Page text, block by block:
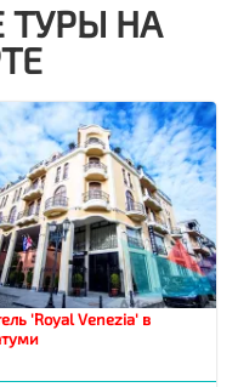
ТУРЫ НА
'Royal Venezia' в